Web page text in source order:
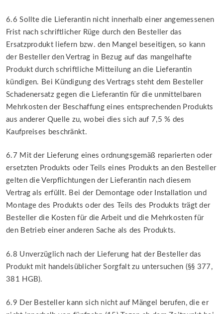
6.6 Sollte die Lieferantin nicht innerhalb einer angemessenen
Frist nach schriftlicher Rüge durch den Besteller das
Ersatzprodukt liefern bzw. den Mangel beseitigen, so kann
der Besteller den Vertrag in Bezug auf das mangelhafte
Produkt durch schriftliche Mitteilung an die Lieferantin
kündigen. Bei Kündigung des Vertrags steht dem Besteller
Schadenersatz gegen die Lieferantin für die unmittelbaren
Mehrkosten der Beschaffung eines entsprechenden Produkts
aus anderer Quelle zu, wobei dies sich auf 7,5 % des
Kaufpreises beschränkt.
6.7 Mit der Lieferung eines ordnungsgemäß reparierten oder
ersetzten Produkts oder Teils eines Produkts an den Besteller
gelten die Verpflichtungen der Lieferantin nach diesem
Vertrag als erfüllt. Bei der Demontage oder Installation und
Montage des Produkts oder des Teils des Produkts trägt der
Besteller die Kosten für die Arbeit und die Mehrkosten für
den Betrieb einer anderen Sache als des Produkts.
6.8 Unverzüglich nach der Lieferung hat der Besteller das
Produkt mit handelsüblicher Sorgfalt zu untersuchen (§§ 377,
381 HGB).
6.9 Der Besteller kann sich nicht auf Mängel berufen, die er